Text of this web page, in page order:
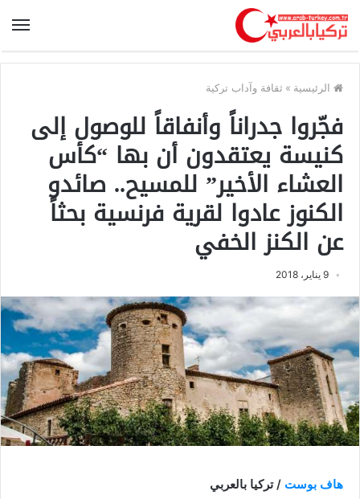
الرئيسية » ثقافة وآداب تركية
فجّروا جدراناً وأنفاقاً للوصول إلى
كنيسة يعتقدون أن بها “كأس
العشاء الأخير” للمسيح.. صائدو
الكنوز عادوا لقرية فرنسية بحثاً
عن الكنز الخفي
9 يناير، 2018
هاف بوست / تركيا بالعربي